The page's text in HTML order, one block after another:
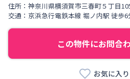
住所： 神奈川県横須賀市三春町５丁目
交通： 京浜急行電鉄本線 堀ノ内駅 徒歩6
この物件にお問合
お気に入